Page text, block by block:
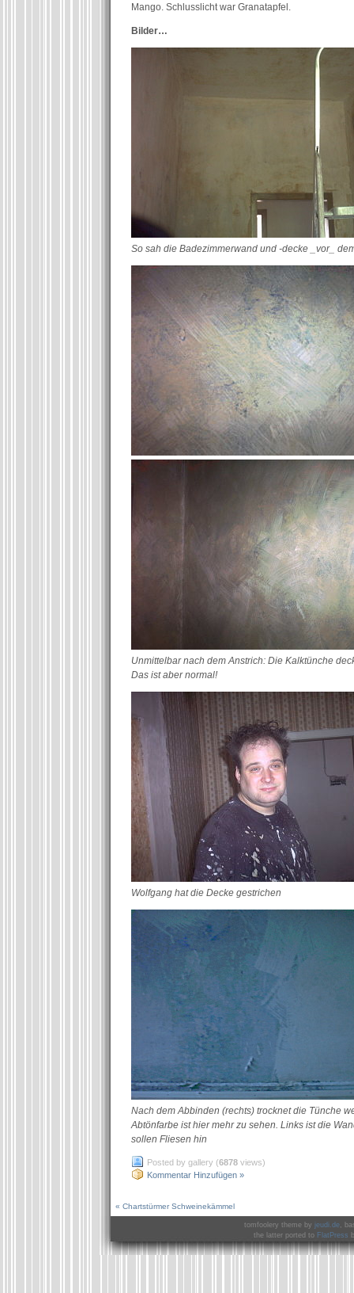
Mango. Schlusslicht war Granatapfel.
Bilder…
So sah die Badezimmerwand und -decke _vor_
Unmittelbar nach dem Anstrich: Die Kalktünche
Das ist aber normal!
Wolfgang hat die Decke gestrichen
Nach dem Abbinden (rechts) trocknet die Tünche
Abtönfarbe ist hier mehr zu sehen. Links ist die
sollen Fliesen hin
Posted by gallery (6878 views)
Kommentar Hinzufügen »
« Chartstürmer Schweinekämmel
tomfoolery theme by jeudi.de,
the latter ported to FlatPress